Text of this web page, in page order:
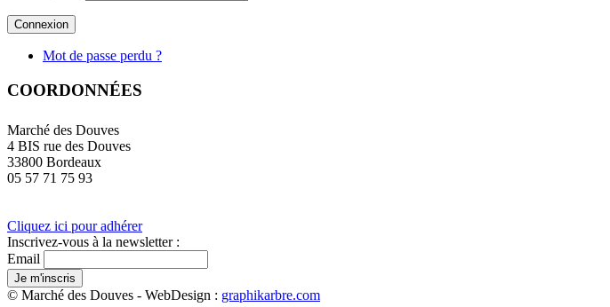
Mot de passe perdu ?
COORDONNÉES
Marché des Douves
4 BIS rue des Douves
33800 Bordeaux
05 57 71 75 93
Cliquez ici pour adhérer
Inscrivez-vous à la newsletter :
Email
© Marché des Douves - WebDesign : graphikarbre.com